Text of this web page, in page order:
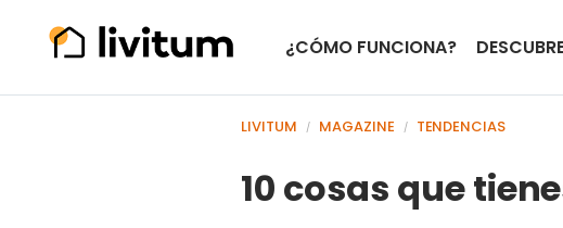
¿CÓMO FUNCIONA?
LIVITUM / MAGAZINE / TENDENCIAS
10 cosas que